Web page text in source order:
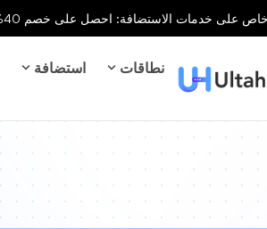
خدمات الاستضافة: احصل على خصم 40% على جميع خدمات الاستضافة لفترة محدودة!
نطاقات استضافة